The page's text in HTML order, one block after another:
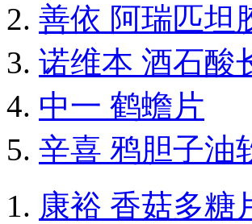
善依 阿瑞匹坦
诺维本 酒石酸
中一 鹤蟾片
辛喜 鸦胆子油
康裕 香菇多糖